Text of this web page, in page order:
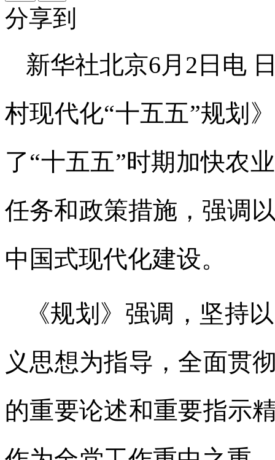
分享到
新华社北京6月2日电
村现代化“十五五”规划
了“十五五”时期加快农
任务和政策措施，强调
中国式现代化建设。
《规划》强调，坚持
义思想为指导，全面贯
的重要论述和重要指示